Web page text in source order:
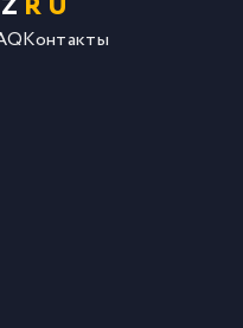
Контакты